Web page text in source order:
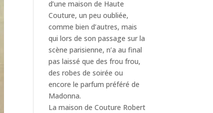
d’une maison de Haute
Couture, un peu oubliée,
comme bien d’autres, mais
qui lors de son passage sur la
scène parisienne, n’a au final
pas laissé que des frou frou,
des robes de soirée ou
encore le parfum préféré de
Madonna.
La maison de Couture Robert